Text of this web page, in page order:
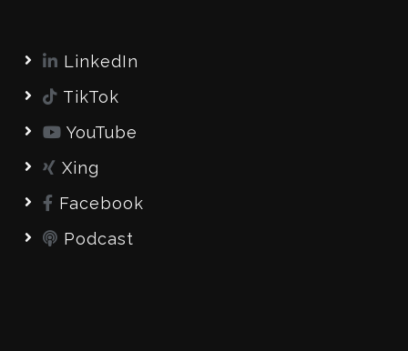
LinkedIn
TikTok
YouTube
Xing
Facebook
Podcast